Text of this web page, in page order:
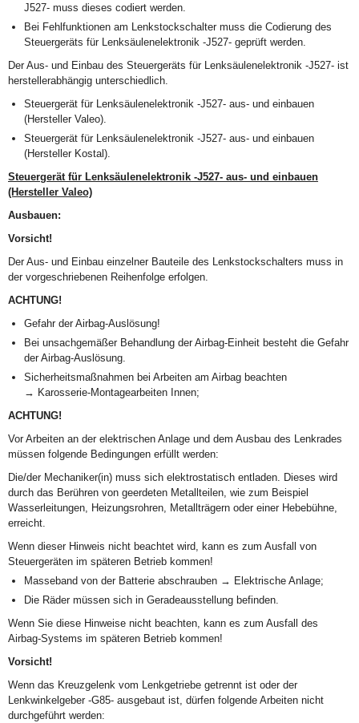
J527- muss dieses codiert werden.
Bei Fehlfunktionen am Lenkstockschalter muss die Codierung des
Steuergeräts für Lenksäulenelektronik -J527- geprüft werden.
Der Aus- und Einbau des Steuergeräts für Lenksäulenelektronik -J527- ist
herstellerabhängig unterschiedlich.
Steuergerät für Lenksäulenelektronik -J527- aus- und einbauen
(Hersteller Valeo).
Steuergerät für Lenksäulenelektronik -J527- aus- und einbauen
(Hersteller Kostal).
Steuergerät für Lenksäulenelektronik -J527- aus- und einbauen
(Hersteller Valeo)
Ausbauen:
Vorsicht!
Der Aus- und Einbau einzelner Bauteile des Lenkstockschalters muss in
der vorgeschriebenen Reihenfolge erfolgen.
ACHTUNG!
Gefahr der Airbag-Auslösung!
Bei unsachgemäßer Behandlung der Airbag-Einheit besteht die Gefahr
der Airbag-Auslösung.
Sicherheitsmaßnahmen bei Arbeiten am Airbag beachten
→ Karosserie-Montagearbeiten Innen;
ACHTUNG!
Vor Arbeiten an der elektrischen Anlage und dem Ausbau des Lenkrades
müssen folgende Bedingungen erfüllt werden:
Die/der Mechaniker(in) muss sich elektrostatisch entladen. Dieses wird
durch das Berühren von geerdeten Metallteilen, wie zum Beispiel
Wasserleitungen, Heizungsrohren, Metallträgern oder einer Hebebühne,
erreicht.
Wenn dieser Hinweis nicht beachtet wird, kann es zum Ausfall von
Steuergeräten im späteren Betrieb kommen!
Masseband von der Batterie abschrauben → Elektrische Anlage;
Die Räder müssen sich in Geradeausstellung befinden.
Wenn Sie diese Hinweise nicht beachten, kann es zum Ausfall des
Airbag-Systems im späteren Betrieb kommen!
Vorsicht!
Wenn das Kreuzgelenk vom Lenkgetriebe getrennt ist oder der
Lenkwinkelgeber -G85- ausgebaut ist, dürfen folgende Arbeiten nicht
durchgeführt werden: